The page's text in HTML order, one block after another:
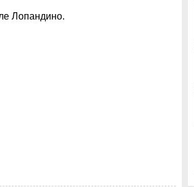
Лопандино.